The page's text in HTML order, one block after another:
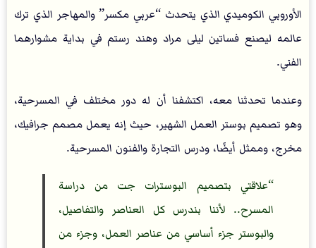
الأوروبي الكوميدي الذي يتحدث “عربي مكسر” والمهاجر الذي ترك
عالمه ليصنع فساتين ليلى مراد وهند رستم في بداية مشوارهما
الفني.
وعندما تحدثنا معه، اكتشفنا أن له دور مختلف في المسرحية،
وهو تصميم بوستر العمل الشهير، حيث إنه يعمل مصمم جرافيك،
مخرج، وممثل أيضًا، ودرس التجارة والفنون المسرحية.
علاقتي بتصميم البوسترات جت من دراسة
المسرح.. لأننا بندرس كل العناصر والتفاصيل،
والبوستر جزء أساسي من عناصر العمل، وجزء من